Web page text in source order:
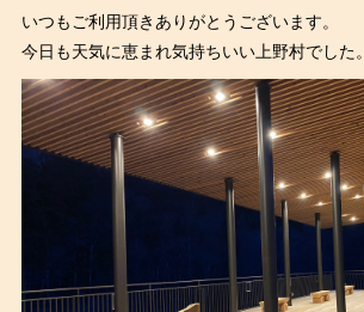
いつもご利用頂きありがとうございます。
今日も天気に恵まれ気持ちいい上野村でした。